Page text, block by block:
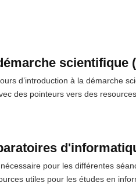
scientifique
d’introduction à la démarche
des pointeurs vers des
pour les différentes
utiles pour les études en